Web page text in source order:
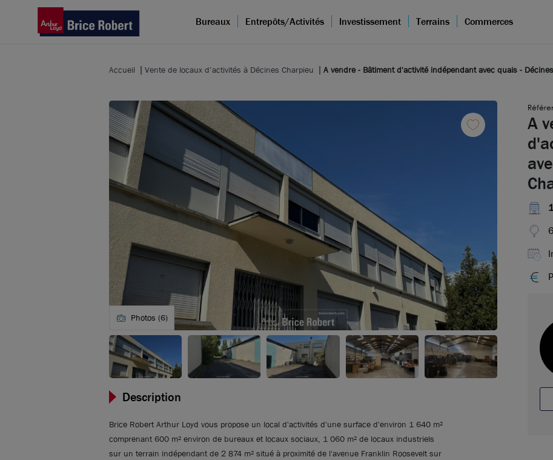
Bureaux Entrepôts/Activités Investissement Terrains Commerces
Accueil Vente de locaux d’activités à Décines Charpieu A vendre - Bâtiment d'activité indépendant avec quais -
A
Photos (6)
Description
Brice Robert Arthur Loyd vous propose un local d'activités d'une surface d'environ 1 640 m²
comprenant 600 m² environ de bureaux et locaux sociaux, 1 060 m² de locaux industriels
sur un terrain indépendant de 2 874 m² situé à proximité de l'avenue Franklin Roosevelt sur